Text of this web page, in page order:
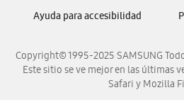
Samsung
Copyright© 1995-2025 SAMSUNG
Este sitio se ve mejor en las últimas
Safari y Mozilla
Ayuda para accesibilidad